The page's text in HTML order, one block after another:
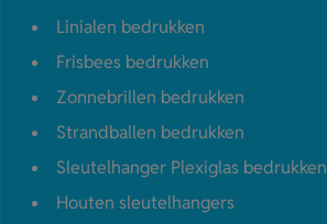
Linialen bedrukken
Frisbees bedrukken
Zonnebrillen bedrukken
Strandballen bedrukken
Sleutelhanger Plexiglas bedrukken
Houten sleutelhangers